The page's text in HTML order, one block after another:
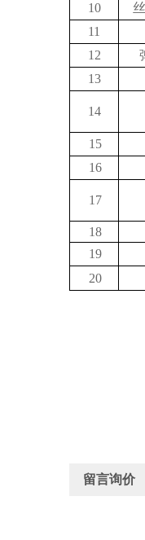
10
11
12
13
14
15
16
17
18
19
20
留言询价